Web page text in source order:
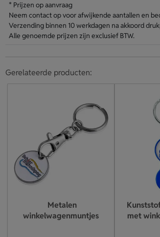
* Prijzen op aanvraag
Neem contact op voor afwijkende aantallen en
Verzending binnen 10 werkdagen na akkoord
Alle genoemde prijzen zijn exclusief BTW.
Gerelateerde producten:
Metalen
winkelwagenmuntjes
met